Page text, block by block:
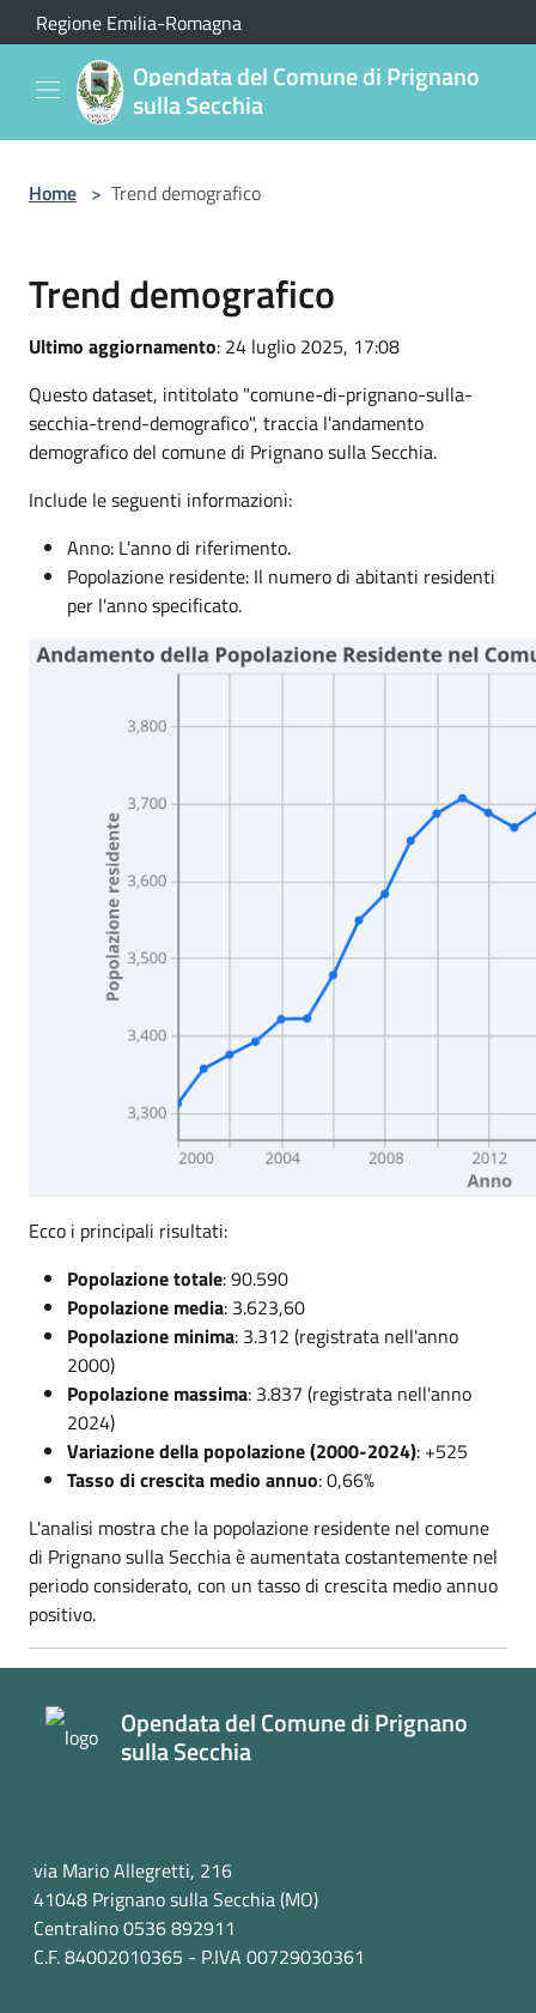
Salta al contenuto principale
Regione Emilia-Romagna
Opendata del Comune di Prignano
sulla Secchia
Home > Trend demografico
Trend demografico
Ultimo aggiornamento: 24 luglio 2025, 17:08
Questo dataset, intitolato "comune-di-prignano-sulla-
secchia-trend-demografico", traccia l'andamento
demografico del comune di Prignano sulla Secchia.
Include le seguenti informazioni:
Anno: L'anno di riferimento.
Popolazione residente: Il numero di abitanti residenti
per l'anno specificato.
Ecco i principali risultati:
Popolazione totale: 90.590
Popolazione media: 3.623,60
Popolazione minima: 3.312 (registrata nell'anno
2000)
Popolazione massima: 3.837 (registrata nell'anno
2024)
Variazione della popolazione (2000-2024): +525
Tasso di crescita medio annuo: 0,66%
L'analisi mostra che la popolazione residente nel comune
di Prignano sulla Secchia è aumentata costantemente nel
periodo considerato, con un tasso di crescita medio annuo
positivo.
Opendata del Comune di Prignano
sulla Secchia
via Mario Allegretti, 216
41048 Prignano sulla Secchia (MO)
Centralino 0536 892911
C.F. 84002010365 - P.IVA 00729030361